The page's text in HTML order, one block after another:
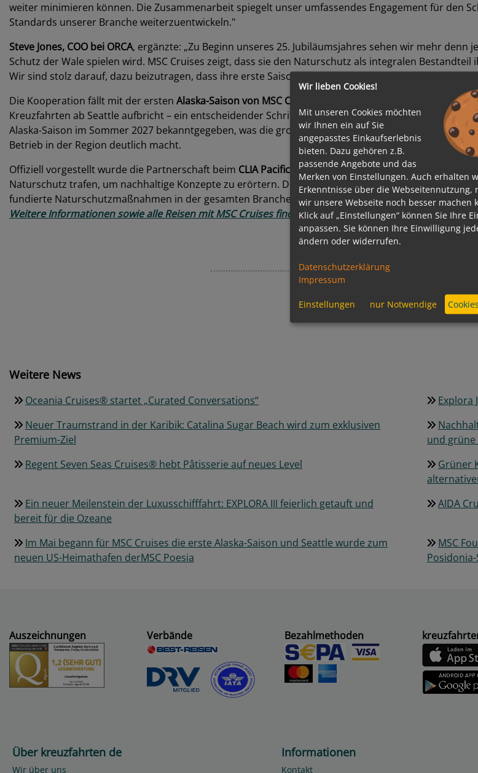
weiter minimieren können. Die Zusammenarbeit spiegelt unser umfassendes Engagement für den
Standards unserer Branche weiterzuentwickeln."
Steve Jones, COO bei ORCA, ergänzte: „Zu Beginn unseres 25. Jubiläumsjahres sehen wir mehr
Schutz der Wale spielen wird. MSC Cruises zeigt, dass sie den Naturschutz als integralen
Wir sind stolz darauf, dazu beizutragen, dass ihre erste Saison in Alaska zu einem unvergesslichen
Die Kooperation fällt mit der ersten Alaska-Saison von MSC Cruise
s im Sommer 2026 zusammen, in
Kreuzfahrten ab Seattle aufbricht – ein entscheidender Schritt für die weltweite Expansion der
Alaska-Saison im Sommer 2027 bekanntgegeben, was die große Nachfrage für diese Route und
Betrieb in der Region deutlich macht.
Offiziell vorgestellt wurde die Partnerschaft beim CLIA Pacific Northwest Symposium in Anchorage,
Naturschutz trafen, um nachhaltige Konzepte zu erörtern. Die Ankündigung betont die
fundierte Naturschutzmaßnahmen in der gesamten Branche künftig stärker Priorität erhalten sollen.
Weitere Informationen sowie alle Reisen mit MSC Cruises finden Sie hier!
Franziska Unger
Weitere News
Oceania Cruises® startet „Curated Conversations“
Explora
Neuer Traumstrand in der Karibik: Catalina Sugar Beach wird zum exklusiven
Premium-Ziel
und grüne
Regent Seven Seas Cruises® hebt Pâtisserie auf neues Level
Grüner
Ein neuer Meilenstein der Luxusschifffahrt: EXPLORA III feierlich getauft und
bereit für die Ozeane
AIDA
Im Mai begann für MSC Cruises die erste Alaska-Saison und Seattle wurde zum
neuen US-Heimathafen derMSC Poesia
MSC
Auszeichnungen Verbände Bezahlmethoden
Über kreuzfahrten de
Wir über uns
Informationen
Kontakt
Wir lieben Cookies!
Mit unseren Cookies möchten
wir Ihnen ein auf Sie
angepasstes Einkaufserlebnis
bieten. Dazu gehören z.B.
passende Angebote und das
Merken von Einstellungen. Auch erhalten
Erkenntnisse über die Webseitennutzung,
wir unsere Webseite noch besser machen
Klick auf „Einstellungen“ können Sie Ihre
anpassen. Sie können Ihre Einwilligung
ändern oder widerrufen.
Datenschutzerklärung
Impressum
Einstellungen nur Notwendige